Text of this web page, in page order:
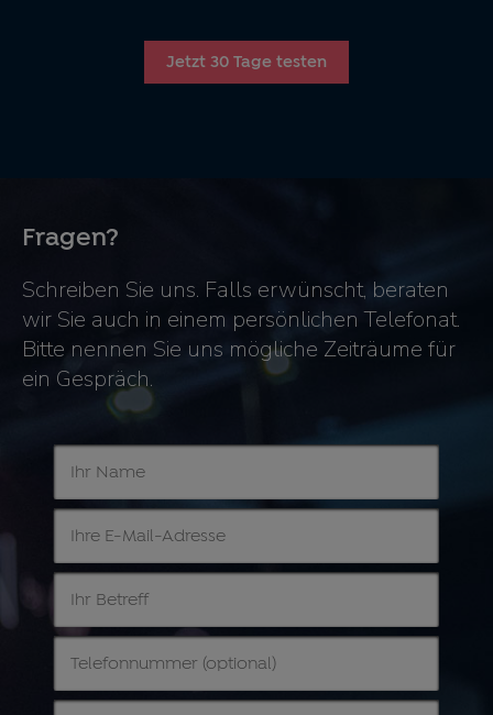
Jetzt 30 Tage testen
Fragen?
Schreiben Sie uns. Falls erwünscht, beraten
wir Sie auch in einem persönlichen Telefonat.
Bitte nennen Sie uns mögliche Zeiträume für
ein Gespräch.